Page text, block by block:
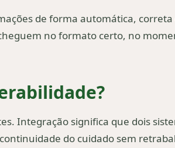
de forma automática,
no formato certo, no
Integração significa que dois
do cuidado sem